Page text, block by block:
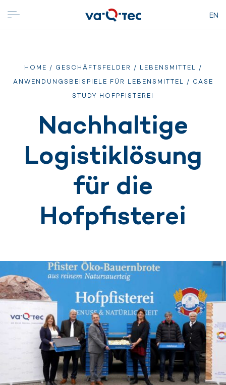
EN
HOME / GESCHÄFTSFELDER / LEBENSMITTEL /
ANWENDUNGSBEISPIELE FÜR LEBENSMITTEL / CASE
STUDY HOFPFISTEREI
Nachhaltige
Logistiklösung
für die
Hofpfisterei